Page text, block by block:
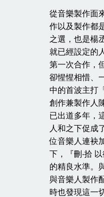
從音樂製作面
作以及製作都
之選，也是楊
就已經設定的
第一次合作，
卻惺惺相惜、
中的首波主打
創作兼製作人
已出道多年，
人和之下促成
位音樂人連袂
下，『刪‧拾
的精良水準。
與音樂人製作
時也發現這一